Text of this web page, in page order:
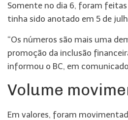
Somente no dia 6, foram
tinha sido anotado em 5 de
“Os números são mais uma
promoção da inclusão
informou o BC, em
Volume
Em valores, foram